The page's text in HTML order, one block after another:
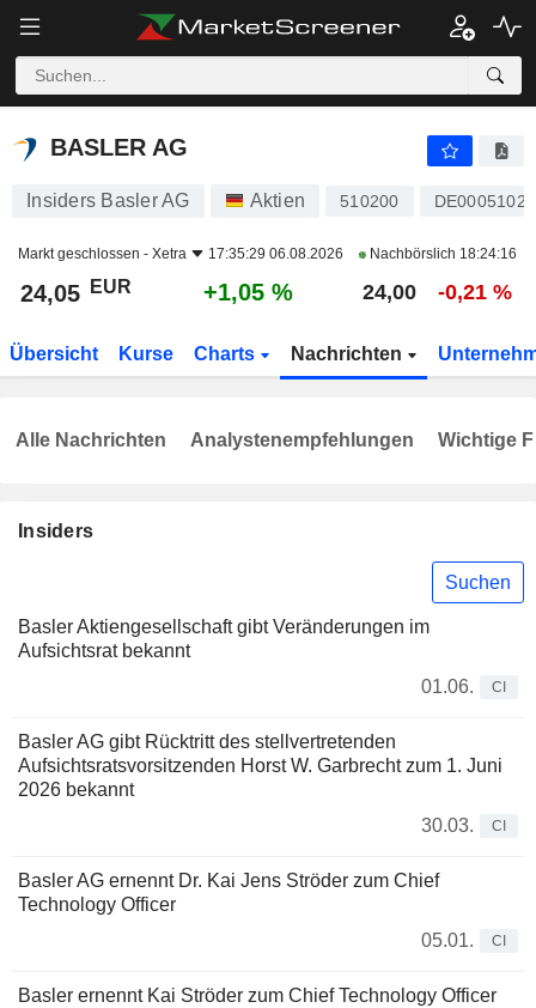
BASLER AG
BASLER AG
Insiders Basler AG Aktien 510200
Markt geschlossen - Xetra 17:35:29 06.08.2026 Nachbörslich 18:24:16
24,05 EUR +1,05 % 24,00 -0,21 %
Übersicht Kurse Charts Nachrichten
Insiders
Suchen
Basler Aktiengesellschaft gibt Veränderungen im
Aufsichtsrat bekannt
01.06.
CI
Basler AG gibt Rücktritt des stellvertretenden
Aufsichtsratsvorsitzenden Horst W. Garbrecht zum 1. Juni
2026 bekannt
30.03.
CI
Basler AG ernennt Dr. Kai Jens Ströder zum Chief
Technology Officer
05.01.
CI
Basler ernennt Kai Ströder zum Chief Technology Officer
Alle Nachrichten Analystenempfehlungen Wichtige